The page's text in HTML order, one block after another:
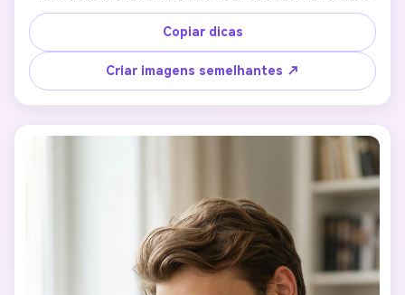
tamanho corporal, cor e identidade de ambas as pessoas
inalteradas. O abraço deve se sentir íntimo e natural, com
colocação suave do braço e contato físico íntimo. As
expressões devem mostrar amor, calor e intimidade
emocional. Estilo fotográfico realista, luz natural,
composição equilibrada. Sem estilização, sem desenho
animado, sem pose artificial.
Copiar dicas
Criar imagens semelhantes ↗